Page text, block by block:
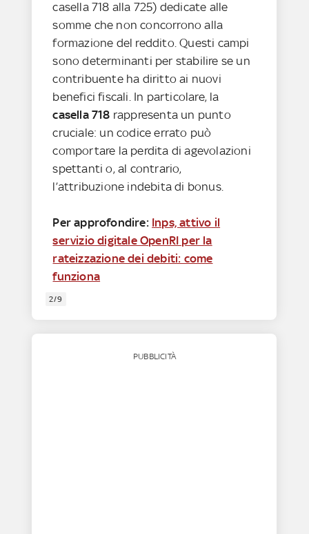
casella 718 alla 725) dedicate alle
somme che non concorrono alla
formazione del reddito. Questi campi
sono determinanti per stabilire se un
contribuente ha diritto ai nuovi
benefici fiscali. In particolare, la
casella 718 rappresenta un punto
cruciale: un codice errato può
comportare la perdita di agevolazioni
spettanti o, al contrario,
l’attribuzione indebita di bonus.
Per approfondire: Inps, attivo il
servizio digitale OpenRI per la
rateizzazione dei debiti: come
funziona
2/9
PUBBLICITÀ